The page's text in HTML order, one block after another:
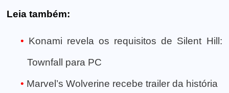
Leia também:
Konami revela os requisitos de Silent Hill:
Townfall para PC
Marvel’s Wolverine recebe trailer da história